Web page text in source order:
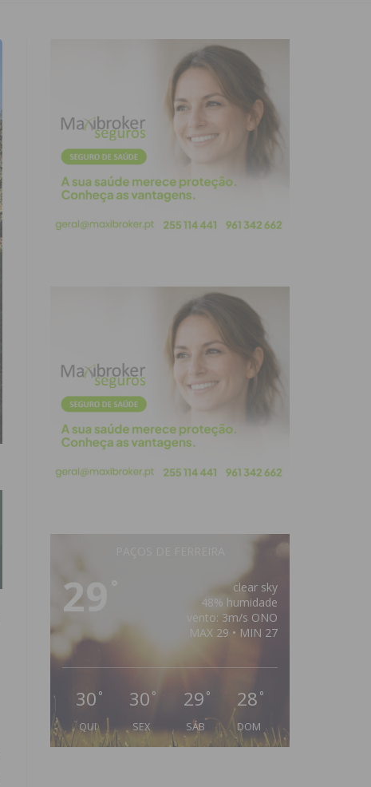
29
clear sky
48% humidade
vento: 3m/s ONO
MAX 29 • MIN 27
30 °
QUI
30 °
SEX
29 °
SÁB
28 °
DOM